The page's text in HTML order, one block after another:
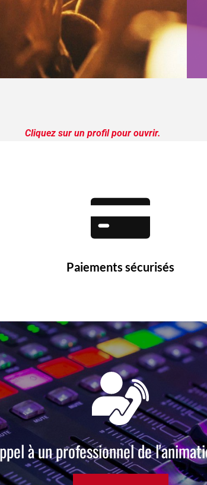
pour ouvrir.
Paiements sécurisés
à un professionnel de